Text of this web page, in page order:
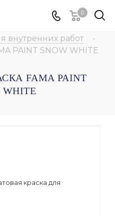
0
внутренних работ
-
PAINT SNOW WHITE
FAMA PAINT
WHITE
краска для